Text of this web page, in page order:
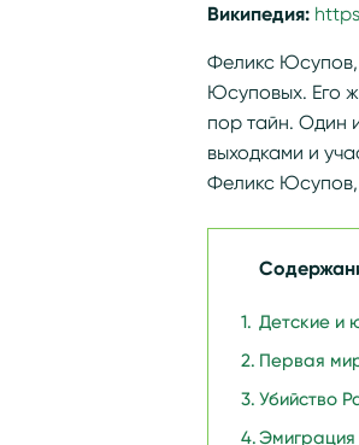
Википедия:
Феликс Юсупов,
Юсуповых. Его
пор тайн. Один
выходками и
Феликс Юсупов,
Детские и
Первая
Убийство
Эмиграция